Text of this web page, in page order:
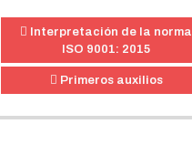
Interpretación de la norma
ISO 9001: 2015
Primeros auxilios